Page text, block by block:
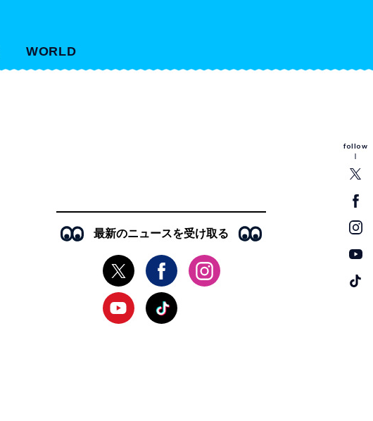
WORLD
follow
最新のニュースを受け取る